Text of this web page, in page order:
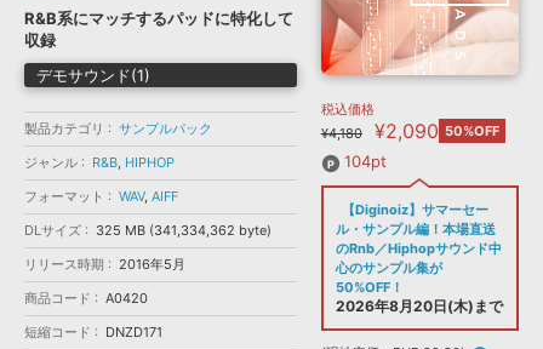
サンプルパック »
ソフトウェア／ツール »
DAW »
効果音 »
特集 »
ニュースレター »
SONICWIREブログ »
製品サポート情報 »
DTMガイド »
FAQ »
お問い合わせ »
音楽カード
楽曲配信流通 サービス
無償のサウンド管理ソフト
ELECTRONICA
EDM TRANCE MUTANT
ROUTER.FM
ソフト音源 プラグイン・エフェクト
ソフトウェア／ツール 効果音
メーカー
フォーマット
ランキング
R&B系にマッチするパッドに特化して
収録
デモサウンド(1)
製品カテゴリ
サンプルパック
ジャンル
R&B, HIPHOP
フォーマット
WAV, AIFF
DLサイズ
325 MB (341,334,362 byte)
リリース時期
2016年5月
商品コード
A0420
短縮コード
DNZD171
税込価格
¥4,180
¥2,090 50%OFF
104pt
【Diginoiz】サマーセー
ル・サンプル編！本場直送
のRnb／Hiphopサウンド中
心のサンプル集が
50%OFF！
2026年8月20日(木)まで